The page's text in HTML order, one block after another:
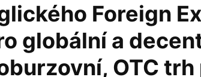
Foreign
globální a
OTC trh